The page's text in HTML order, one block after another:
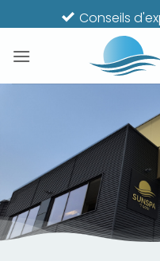
au
contenu
Conseils